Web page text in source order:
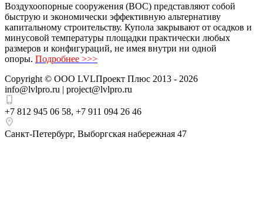
Воздухоопорные сооружения (ВОС) представляют собой
быструю и экономически эффективную альтернативу
капитальному строительству. Купола закрывают от осадков и
минусовой температуры площадки практически любых
размеров и конфигураций, не имея внутри ни одной
опоры. Подробнее >>>
Copyright © ООО LVLПроект Плюс 2013 - 2026
info@lvlpro.ru | project@lvlpro.ru
+7 812 945 06 58, +7 911 094 26 46
Санкт-Петербург, Выборгская набережная 47